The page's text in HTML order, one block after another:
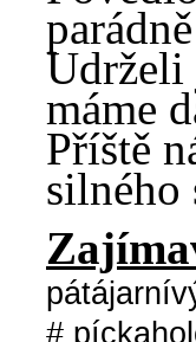
Udrželi
máme
Příště
silného
#